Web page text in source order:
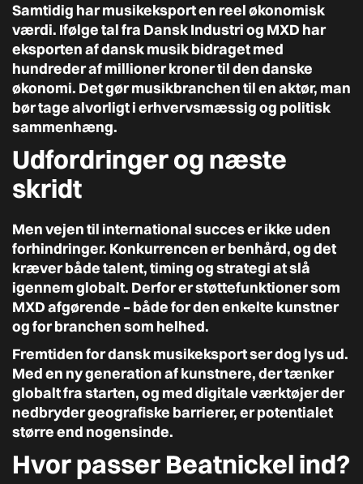
Samtidig har musikeksport en reel økonomisk
værdi. Ifølge tal fra Dansk Industri og MXD har
eksporten af dansk musik bidraget med
hundreder af millioner kroner til den danske
økonomi. Det gør musikbranchen til en aktør, man
bør tage alvorligt i erhvervsmæssig og politisk
sammenhæng.
Udfordringer og næste
skridt
Men vejen til international succes er ikke uden
forhindringer. Konkurrencen er benhård, og det
kræver både talent, timing og strategi at slå
igennem globalt. Derfor er støttefunktioner som
MXD afgørende – både for den enkelte kunstner
og for branchen som helhed.
Fremtiden for dansk musikeksport ser dog lys ud.
Med en ny generation af kunstnere, der tænker
globalt fra starten, og med digitale værktøjer der
nedbryder geografiske barrierer, er potentialet
større end nogensinde.
Hvor passer Beatnickel ind?